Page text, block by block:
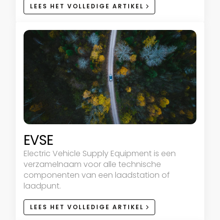
LEES HET VOLLEDIGE ARTIKEL
EVSE
Electric Vehicle Supply Equipment is een
verzamelnaam voor alle technische
componenten van een laadstation of
laadpunt.
LEES HET VOLLEDIGE ARTIKEL